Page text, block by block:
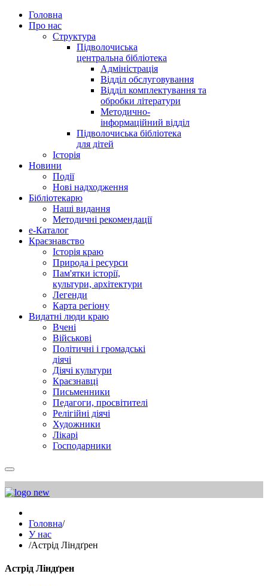
Головна
Про нас
Структура
Підволочиська
центральна бібліотека
Адміністрація
Відділ обслуговування
Відділ комплектування та
обробки літератури
Методично-
інформаційний відділ
Підволочиська бібліотека
для дітей
Історія
Новини
Події
Нові надходження
Бібліотекарю
Наші видання
Методичні рекомендації
e-Каталог
Краєзнавство
Історія краю
Природа і ресурси
Пам'ятки історії,
культури, архітектури
Легенди
Карта регіону
Видатні люди краю
Вчені
Військові
Політичні і громадські
діячі
Діячі культури
Краєзнавці
Письменники
Педагоги, просвітителі
Релігійні діячі
Художники
Лікарі
Господарники
Головна/
У нас
/Астрід Ліндґрен
Астрід Ліндґрен